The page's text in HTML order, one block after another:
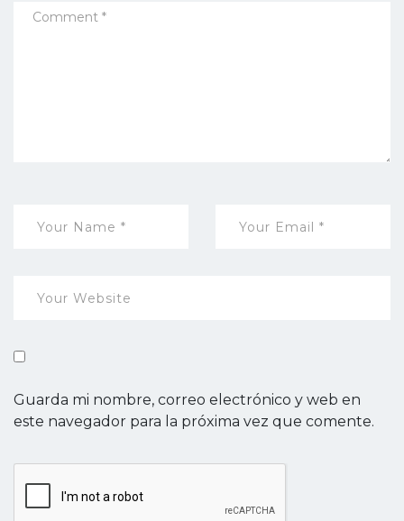
Guarda mi nombre, correo electrónico y web en
este navegador para la próxima vez que comente.